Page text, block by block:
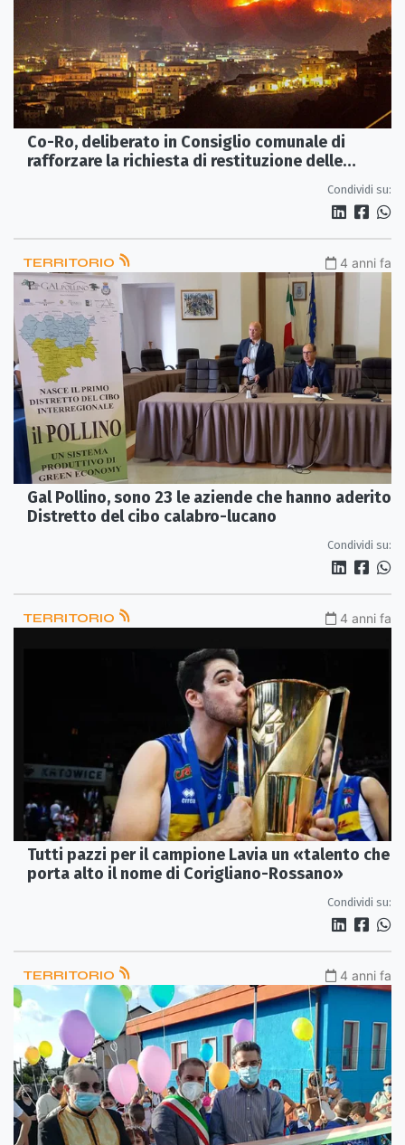
Co-Ro, deliberato in Consiglio comunale di
rafforzare la richiesta di restituzione delle
Condividi su:
TERRITORIO 4 anni fa
Gal Pollino, sono 23 le aziende che hanno aderito
Distretto del cibo calabro-lucano
Condividi su:
TERRITORIO 4 anni fa
Tutti pazzi per il campione Lavia un «talento che
porta alto il nome di Corigliano-Rossano»
Condividi su:
TERRITORIO 4 anni fa